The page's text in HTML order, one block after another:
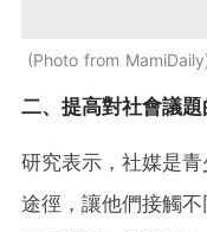
Photo from MamiDaily
二、提高對社會議
研究表示，社媒是
途徑，讓他們接觸